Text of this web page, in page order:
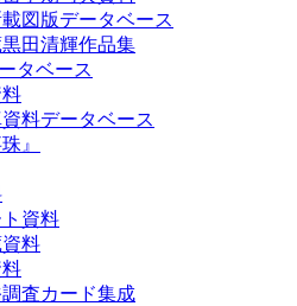
載図版データベース
田清輝作品集
タベース
料データベース
』
資料
料
査カード集成